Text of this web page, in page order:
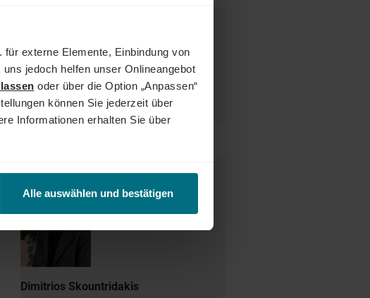
externe Elemente, Einbindung von
jedoch helfen unser Onlineangebot
oder über die Option „Anpassen“
können Sie jederzeit über
Informationen erhalten Sie über
Alle auswählen und bestätigen
Bundesweit warten attraktive Jobs,
Perfect Match zwischen Talenten und
stetig weiter und eröffnet auch
Kundenunternehmen oder im internen
Dimitrios Skountridakis